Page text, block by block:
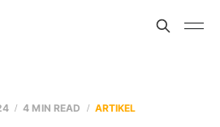
4 MIN READ ARTIKEL